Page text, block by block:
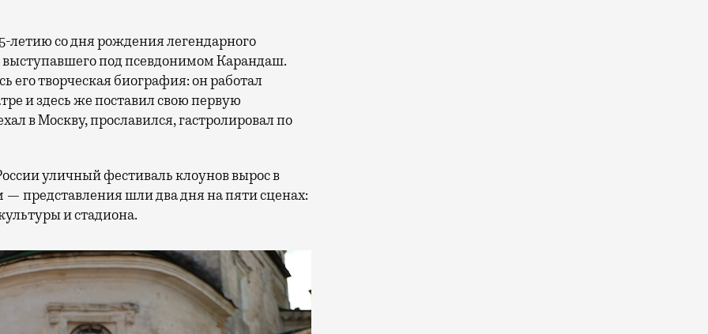
летию со дня рождения легендарного
под псевдонимом Карандаш.
его творческая биография: он работал
и здесь же поставил свою первую
в Москву, прославился, гастролировал по
уличный фестиваль клоунов вырос в
представления шли два дня на пяти сценах:
и стадиона.